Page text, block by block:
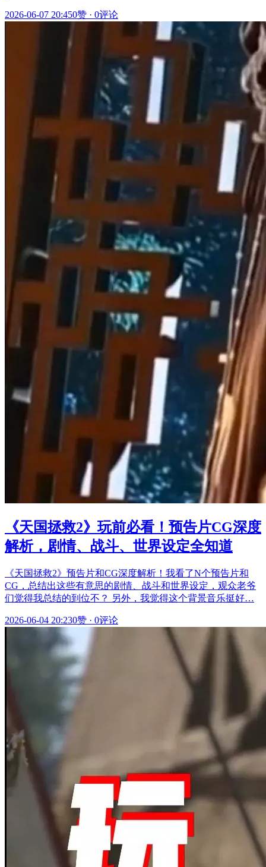
2026-06-07 20:450赞 · 0评论
《天国拯救2》玩前必看！预告片CG深度
解析，剧情、战斗、世界设定全知道
《天国拯救2》预告片和CG深度解析！我看了N个预告片和
CG，总结出这些有意思的剧情、战斗和世界设定，观众老爷
们觉得我总结的到位不？ 另外，我觉得这个背景音乐挺好…
2026-06-04 20:230赞 · 0评论